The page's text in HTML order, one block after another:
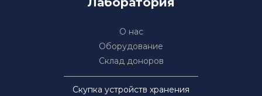
О нас
Оборудование
Склад доноров
Скупка устройств хранения